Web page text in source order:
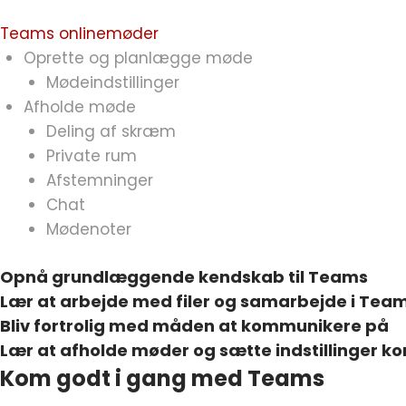
Teams onlinemøder
Oprette og planlægge møde
Mødeindstillinger
Afholde møde
Deling af skræm
Private rum
Afstemninger
Chat
Mødenoter
Opnå grundlæggende kendskab til Teams
Lær at arbejde med filer og samarbejde i
Bliv fortrolig med måden at kommunikere på
Lær at afholde møder og sætte indstillinger
Kom godt i gang med Teams